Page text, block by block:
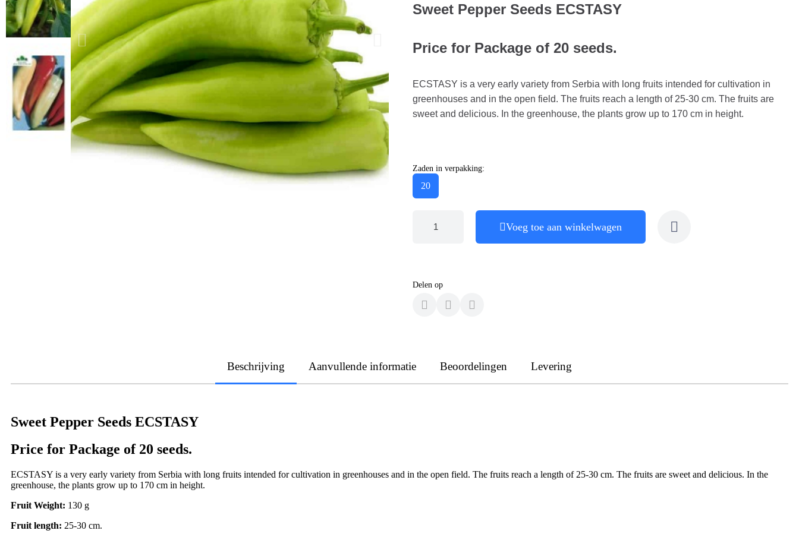
Sweet Pepper Seeds ECSTASY
Price for Package of 20 seeds.
ECSTASY is a very early variety from Serbia with long fruits intended for cultivation in
greenhouses and in the open field. The fruits reach a length of 25-30 cm. The fruits are
sweet and delicious. In the greenhouse, the plants grow up to 170 cm in height.
Zaden in verpakking:
20
Voeg toe aan winkelwagen
Delen op
Beschrijving Aanvullende informatie Beoordelingen Levering
Sweet Pepper Seeds ECSTASY
Price for Package of 20 seeds.
ECSTASY is a very early variety from Serbia with long fruits intended for cultivation in greenhouses and in the open field. The fruits reach a length of 25-30 cm. The fruits are sweet and delicious. In the
greenhouse, the plants grow up to 170 cm in height.
Fruit Weight: 130 g
Fruit length: 25-30 cm.